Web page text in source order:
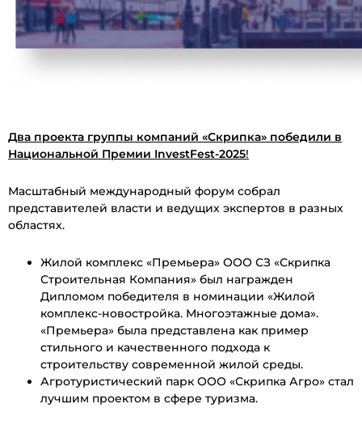
Два проекта группы компаний «Скрипка» победили в
Национальной Премии InvestFest-2025!
Масштабный международный форум собрал
представителей власти и ведущих экспертов в разных
областях.
Жилой комплекс «Премьера» ООО СЗ «Скрипка
Строительная Компания» был награжден
Дипломом победителя в номинации «Жилой
комплекс-новостройка. Многоэтажные дома».
«Премьера» была представлена как пример
стильного и качественного подхода к
строительству современной жилой среды.
Агротуристический парк ООО «Скрипка Агро» стал
лучшим проектом в сфере туризма.